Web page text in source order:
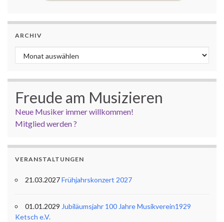
ARCHIV
Archiv
Freude am Musizieren
Neue Musiker immer willkommen!
Mitglied werden ?
VERANSTALTUNGEN
21.03.2027Frühjahrskonzert 2027
01.01.2029 Jubiläumsjahr 100 Jahre Musikverein1929
Ketsch e.V.